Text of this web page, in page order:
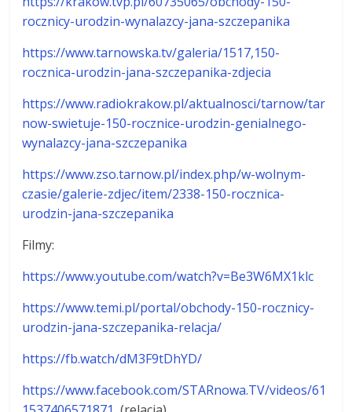
rocznicy-urodzin-wynalazcy-jana-szczepanika
https://www.tarnowska.tv/galeria/1517,150-
rocznica-urodzin-jana-szczepanika-zdjecia
https://www.radiokrakow.pl/aktualnosci/tarnow/tar
now-swietuje-150-rocznice-urodzin-genialnego-
wynalazcy-jana-szczepanika
https://www.zso.tarnow.pl/index.php/w-wolnym-
czasie/galerie-zdjec/item/2338-150-rocznica-
urodzin-jana-szczepanika
Filmy:
https://www.youtube.com/watch?v=Be3W6MX1klc
https://www.temi.pl/portal/obchody-150-rocznicy-
urodzin-jana-szczepanika-relacja/
https://fb.watch/dM3F9tDhYD/
https://www.facebook.com/STARnowa.TV/videos/61